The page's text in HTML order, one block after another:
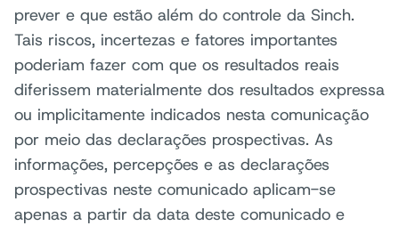
prever e que estão além do controle da Sinch.
Tais riscos, incertezas e fatores importantes
poderiam fazer com que os resultados reais
diferissem materialmente dos resultados expressa
ou implicitamente indicados nesta comunicação
por meio das declarações prospectivas. As
informações, percepções e as declarações
prospectivas neste comunicado aplicam-se
apenas a partir da data deste comunicado e